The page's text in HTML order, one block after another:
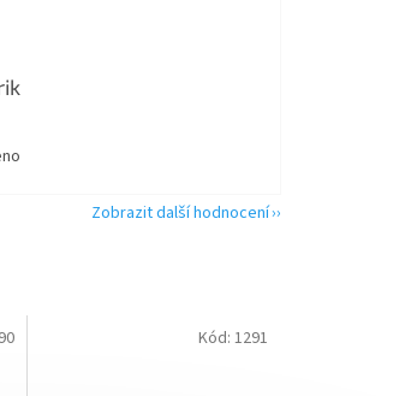
Kód: 1291
je 5 z 5 hvězdiček.
Zobrazit další hodnocení